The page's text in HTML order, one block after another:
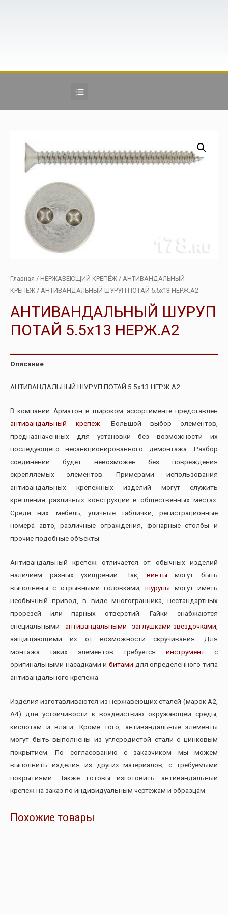
Главная / НЕРЖАВЕЮЩИЙ КРЕПЁЖ / АНТИВАНДАЛЬНЫЙ
КРЕПЁЖ / АНТИВАНДАЛЬНЫЙ ШУРУП ПОТАЙ 5.5х13 НЕРЖ.А2
АНТИВАНДАЛЬНЫЙ ШУРУП
ПОТАЙ 5.5х13 НЕРЖ.А2
Описание
АНТИВАНДАЛЬНЫЙ ШУРУП ПОТАЙ 5.5х13 НЕРЖ.А2
В компании Арматон в широком ассортименте представлен
антивандальный крепеж. Большой выбор элементов,
предназначенных для установки без возможности их
последующего несанкционированного демонтажа. Разбор
соединений будет невозможен без повреждения
скрепляемых элементов. Примерами использования
антивандальных крепежных изделий могут служить
крепления различных конструкций в общественных местах.
Среди них: мебель, уличные таблички, регистрационные
номера авто, различные ограждения, фонарные столбы и
прочие подобные объекты.
Антивандальный крепеж отличается от обычных изделий
наличием разных ухищрений. Так, винтымогут быть
выполнены с отрывными головками,шурупы могут иметь
необычный привод, в виде многогранника, нестандартных
прорезей или парных отверстий. Гайки снабжаются
специальными антивандальными заглушками-звёздочками
защищающими их от возможности скручивания. Для
монтажа таких элементов требуется инструментс
оригинальными насадками и битами для определенного типа
антивандального крепежа.
Изделия изготавливаются из нержавеющих сталей (марок A2,
A4) для устойчивости к воздействию окружающей среды,
кислотам и влаги. Кроме того, антивандальные элементы
могут быть выполнены из углеродистой стали с цинковым
покрытием. По согласованию с заказчиком мы можем
выполнить изделия из других материалов, с требуемыми
покрытиями. Также готовы изготовить антивандальный
крепеж на заказ по индивидуальным чертежам и образцам.
Похожие товары